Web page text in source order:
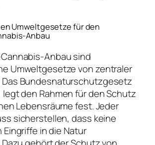
Umweltgesetze für den
Anbau
Anbau sind
Umweltgesetze von zentraler
Bundesnaturschutzgesetz
legt den Rahmen für den Schutz
Lebensräume fest. Jeder
sicherstellen, dass keine
in die Natur